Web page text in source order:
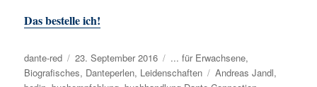
Das bestelle ich!
Autor
dante-red
Veröffentlicht
am
23. September 2016 Kategorien
... für Erwachsene,
Biografisches, Danteperlen, Leidenschaften Schlagwörter
Andreas Jandl,